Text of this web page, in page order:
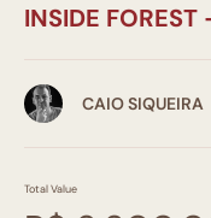
INSIDE FOREST
CAIO SIQUEIRA
Total Value